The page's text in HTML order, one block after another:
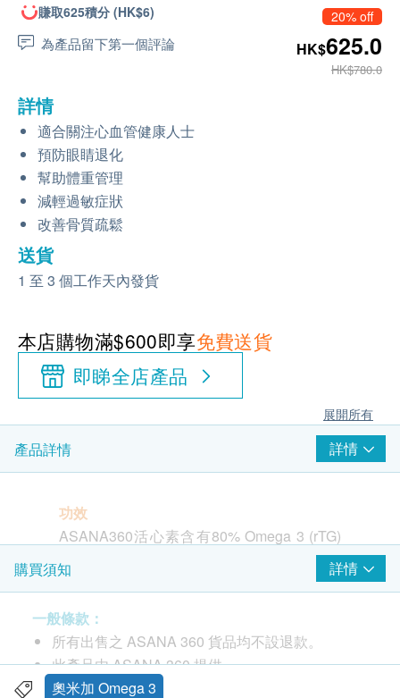
賺取625積分 (HK$6)
為產品留下第一個評論
20% off
HK$625.0
HK$780.0
詳情
適合關注心血管健康人士
預防眼睛退化
幫助體重管理
減輕過敏症狀
改善骨質疏鬆
送貨
1 至 3 個工作天內發貨
本店購物滿$600即享免費送貨
即睇全店產品
展開所有
產品詳情 詳情
功效
ASANA360活心素含有80% Omega 3 (rTG)
，72%高濃度DHA&EPA，結合6大護心通血
管成分，包括：紅麴精華、綠茶精華、銀杏
對適合關注心臟及血管健康人士，或有助穩
定三高*，同時亦保養眼、腦健康。血管通，
健康自然好！
購買須知 詳情
一般條款：
所有出售之 ASANA 360 貨品均不設退款。
此產品由 ASANA 360 提供。
如有任何爭議，ASANA 360及健康網購
奧米加 Omega 3